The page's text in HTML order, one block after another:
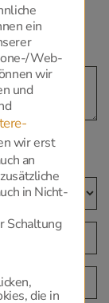
ein
Web-
wir
und
wir erst
an
in Nicht-
Schaltung
die in